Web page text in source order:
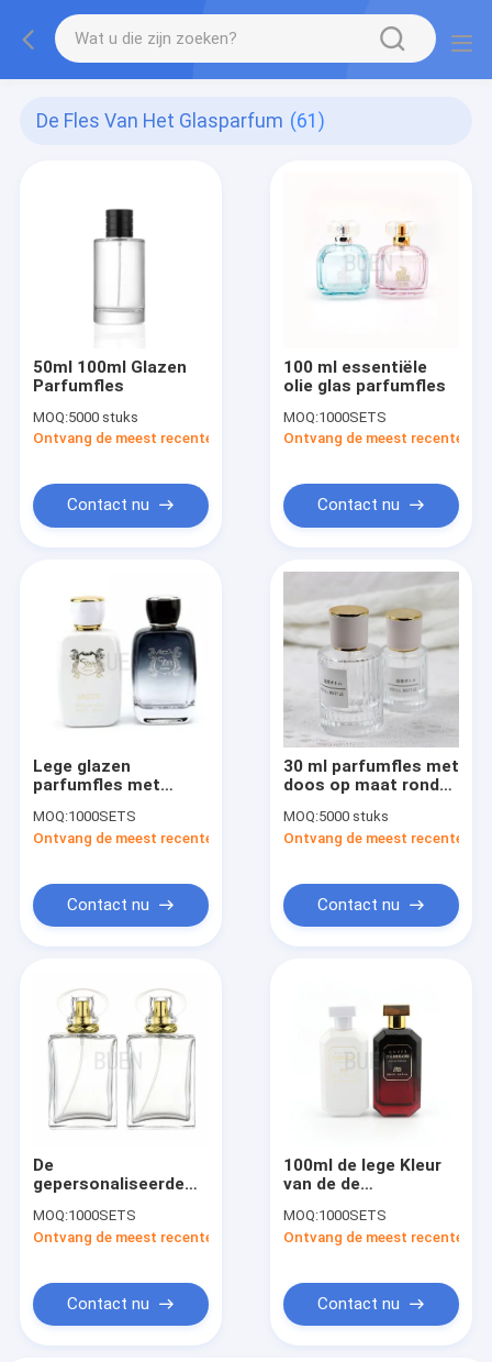
De Fles Van Het Glasparfum (61)
50ml 100ml Glazen
Parfumfles
MOQ:5000 stuks
Ontvang de meest recente Prijs
Contact nu
100 ml essentiële
olie glas parfumfles
MOQ:1000SETS
Ontvang de meest recente
Contact nu
Lege glazen
parfumfles met
MOQ:1000SETS
Ontvang de meest recente Prijs
Contact nu
30 ml parfumfles met
doos op maat ronde
MOQ:5000 stuks
Ontvang de meest recente
Contact nu
De
gepersonaliseerde
Vierkante Climp
13mm van het
MOQ:1000SETS
Ontvang de meest recente Prijs
Contact nu
100ml de lege Kleur
van de de
Parfumflessen Rode
Zwarte met
MOQ:1000SETS
Ontvang de meest recente
Contact nu